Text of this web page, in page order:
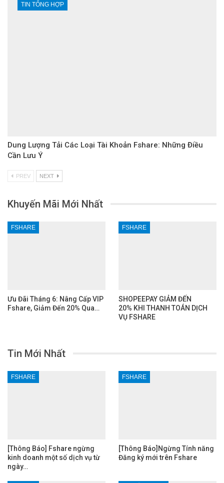
TIN TỔNG HỢP
Dung Lượng Tải Các Loại Tài Khoản Fshare: Những Điều
Cần Lưu Ý
PREV NEXT
Khuyến Mãi Mới Nhất
FSHARE
Ưu Đãi Tháng 6: Nâng Cấp VIP
Fshare, Giảm Đến 20% Qua…
FSHARE
SHOPEEPAY GIẢM ĐẾN
20% KHI THANH TOÁN DỊCH
VỤ FSHARE
Tin Mới Nhất
FSHARE
[Thông Báo] Fshare ngừng
kinh doanh một số dịch vụ từ
ngày…
FSHARE
[Thông Báo]Ngừng Tính năng
Đăng ký mới trên Fshare